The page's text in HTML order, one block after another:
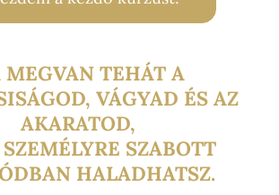
MEGVAN TEHÁT A
VÁGYAD ÉS AZ
AKARATOD,
SZEMÉLYRE SZABOTT
HALADHATSZ.